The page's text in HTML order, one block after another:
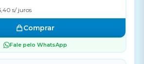
s/ juros
Comprar
Fale pelo WhatsApp